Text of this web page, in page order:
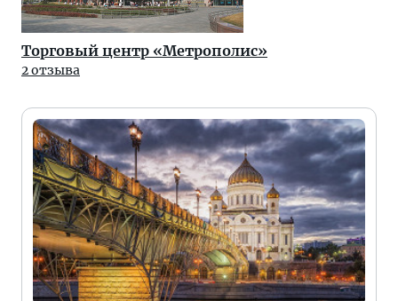
Торговый центр «Метрополис»
2 отзыва